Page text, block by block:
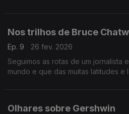
Nos trilhos de Bruce
Ep. 9
26 fev. 2026
Seguimos as rotas de um jornalista
mundo e que das muitas latitudes
Olhares sobre Gershwin